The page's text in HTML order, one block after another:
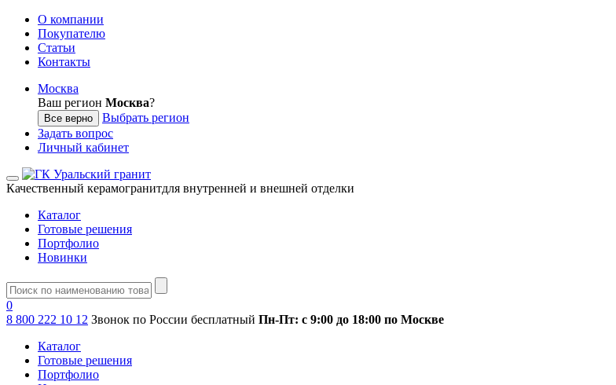
О компании
Покупателю
Статьи
Контакты
Москва
Ваш регион Москва?
Все верно
Выбрать регион
Задать вопрос
Личный кабинет
Качественный керамогранитдля внутренней и внешней отделки
Каталог
Готовые решения
Портфолио
Новинки
0
8 800 222 10 12 Звонок по России бесплатный Пн-Пт: с 9:00 до 18:00 по Москве
Каталог
Готовые решения
Портфолио